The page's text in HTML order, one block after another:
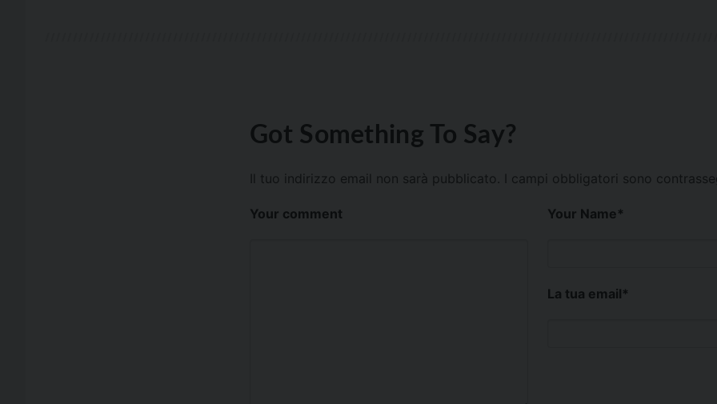
Got Something To Say?
Il tuo indirizzo email non sarà pubblicato. I campi obbligatori sono
Your comment Your Name*
La tua email*